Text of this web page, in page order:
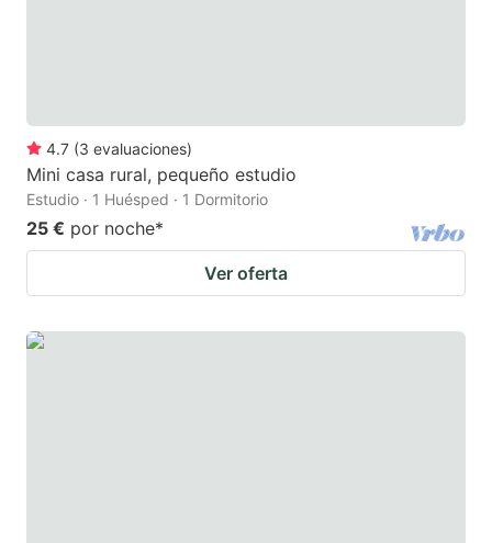
4.7 (3 evaluaciones)
Mini casa rural, pequeño estudio
Estudio · 1 Huésped · 1 Dormitorio
25 € por noche*
Ver oferta